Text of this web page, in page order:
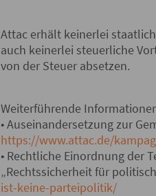
Attac erhält keinerlei
auch keinerlei steuerliche
von der Steuer absetzen.
Weiterführende
• Auseinandersetzung zur
https://www.attac.de/
• Rechtliche Einordnung der
„Rechtssicherheit für
ist-keine-parteipolitik/